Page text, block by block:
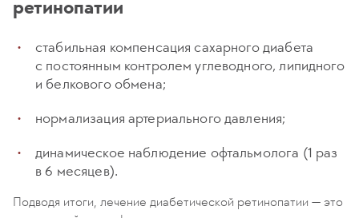
ретинопатии
стабильная компенсация сахарного диабета
с постоянным контролем углеводного, липидного
и белкового обмена;
нормализация артериального давления;
динамическое наблюдение офтальмолога (1 раз
в 6 месяцев).
Подводя итоги, лечение диабетической ретинопатии — это